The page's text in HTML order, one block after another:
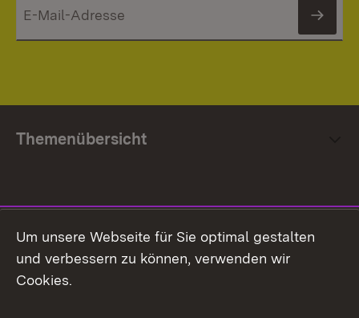
Themenübersicht
Facebook
Um unsere Webseite für Sie optimal gestalten
und verbessern zu können, verwenden wir
Cookies.